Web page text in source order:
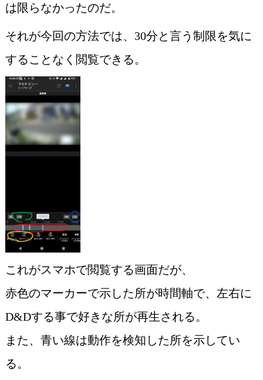
は限らなかったのだ。
それが今回の方法では、30分と言う制限を気に
することなく閲覧できる。
これがスマホで閲覧する画面だが、
赤色のマーカーで示した所が時間軸で、左右に
D&Dする事で好きな所が再生される。
また、青い線は動作を検知した所を示してい
る。